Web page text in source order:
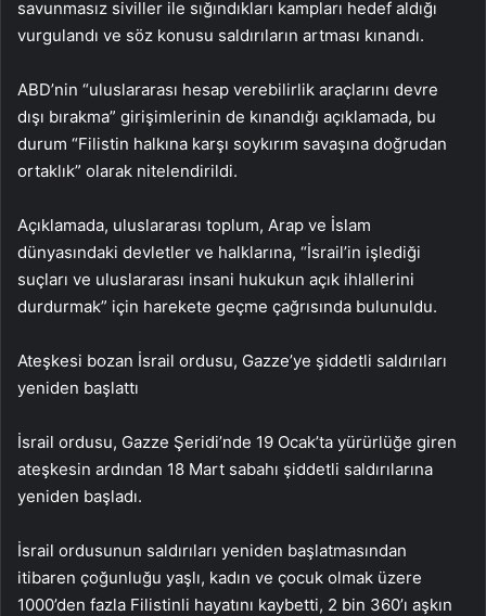
savunmasız siviller ile sığındıkları kampları hedef aldığı
vurgulandı ve söz konusu saldırıların artması kınandı.
ABD’nin “uluslararası hesap verebilirlik araçlarını devre
dışı bırakma” girişimlerinin de kınandığı açıklamada, bu
durum “Filistin halkına karşı soykırım savaşına doğrudan
ortaklık” olarak nitelendirildi.
Açıklamada, uluslararası toplum, Arap ve İslam
dünyasındaki devletler ve halklarına, “İsrail’in işlediği
suçları ve uluslararası insani hukukun açık ihlallerini
durdurmak” için harekete geçme çağrısında bulunuldu.
⁠Ateşkesi bozan İsrail ordusu, Gazze’ye şiddetli saldırıları
yeniden başlattı
İsrail ordusu, Gazze Şeridi’nde 19 Ocak’ta yürürlüğe giren
ateşkesin ardından 18 Mart sabahı şiddetli saldırılarına
yeniden başladı.
İsrail ordusunun saldırıları yeniden başlatmasından
itibaren çoğunluğu yaşlı, kadın ve çocuk olmak üzere
1000’den fazla Filistinli hayatını kaybetti, 2 bin 360’ı aşkın